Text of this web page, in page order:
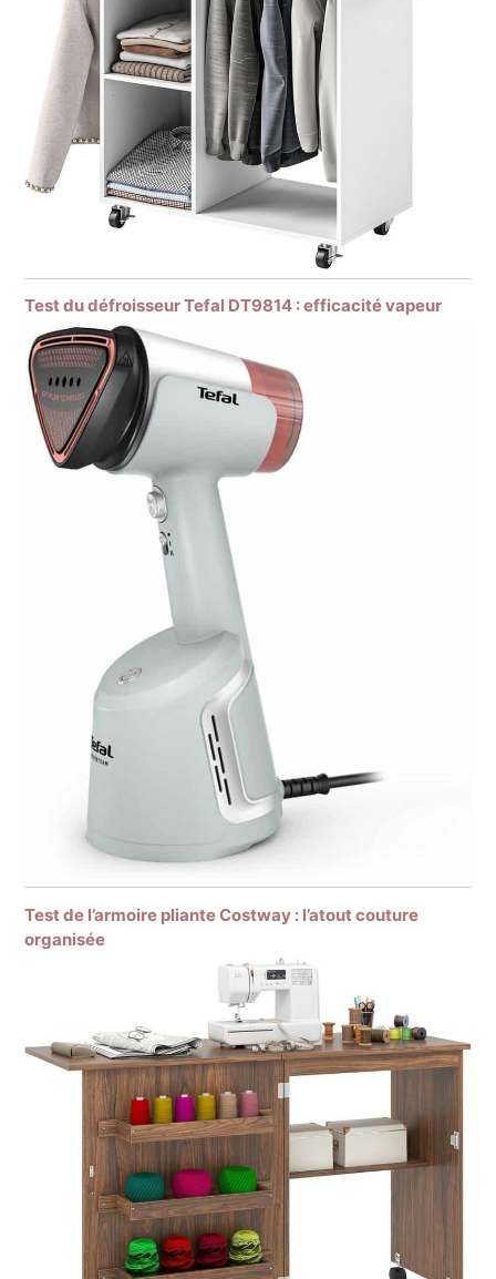
Test du défroisseur Tefal DT9814 : efficacité vapeur
Test de l’armoire pliante Costway : l’atout couture
organisée